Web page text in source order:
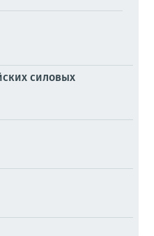
силовых